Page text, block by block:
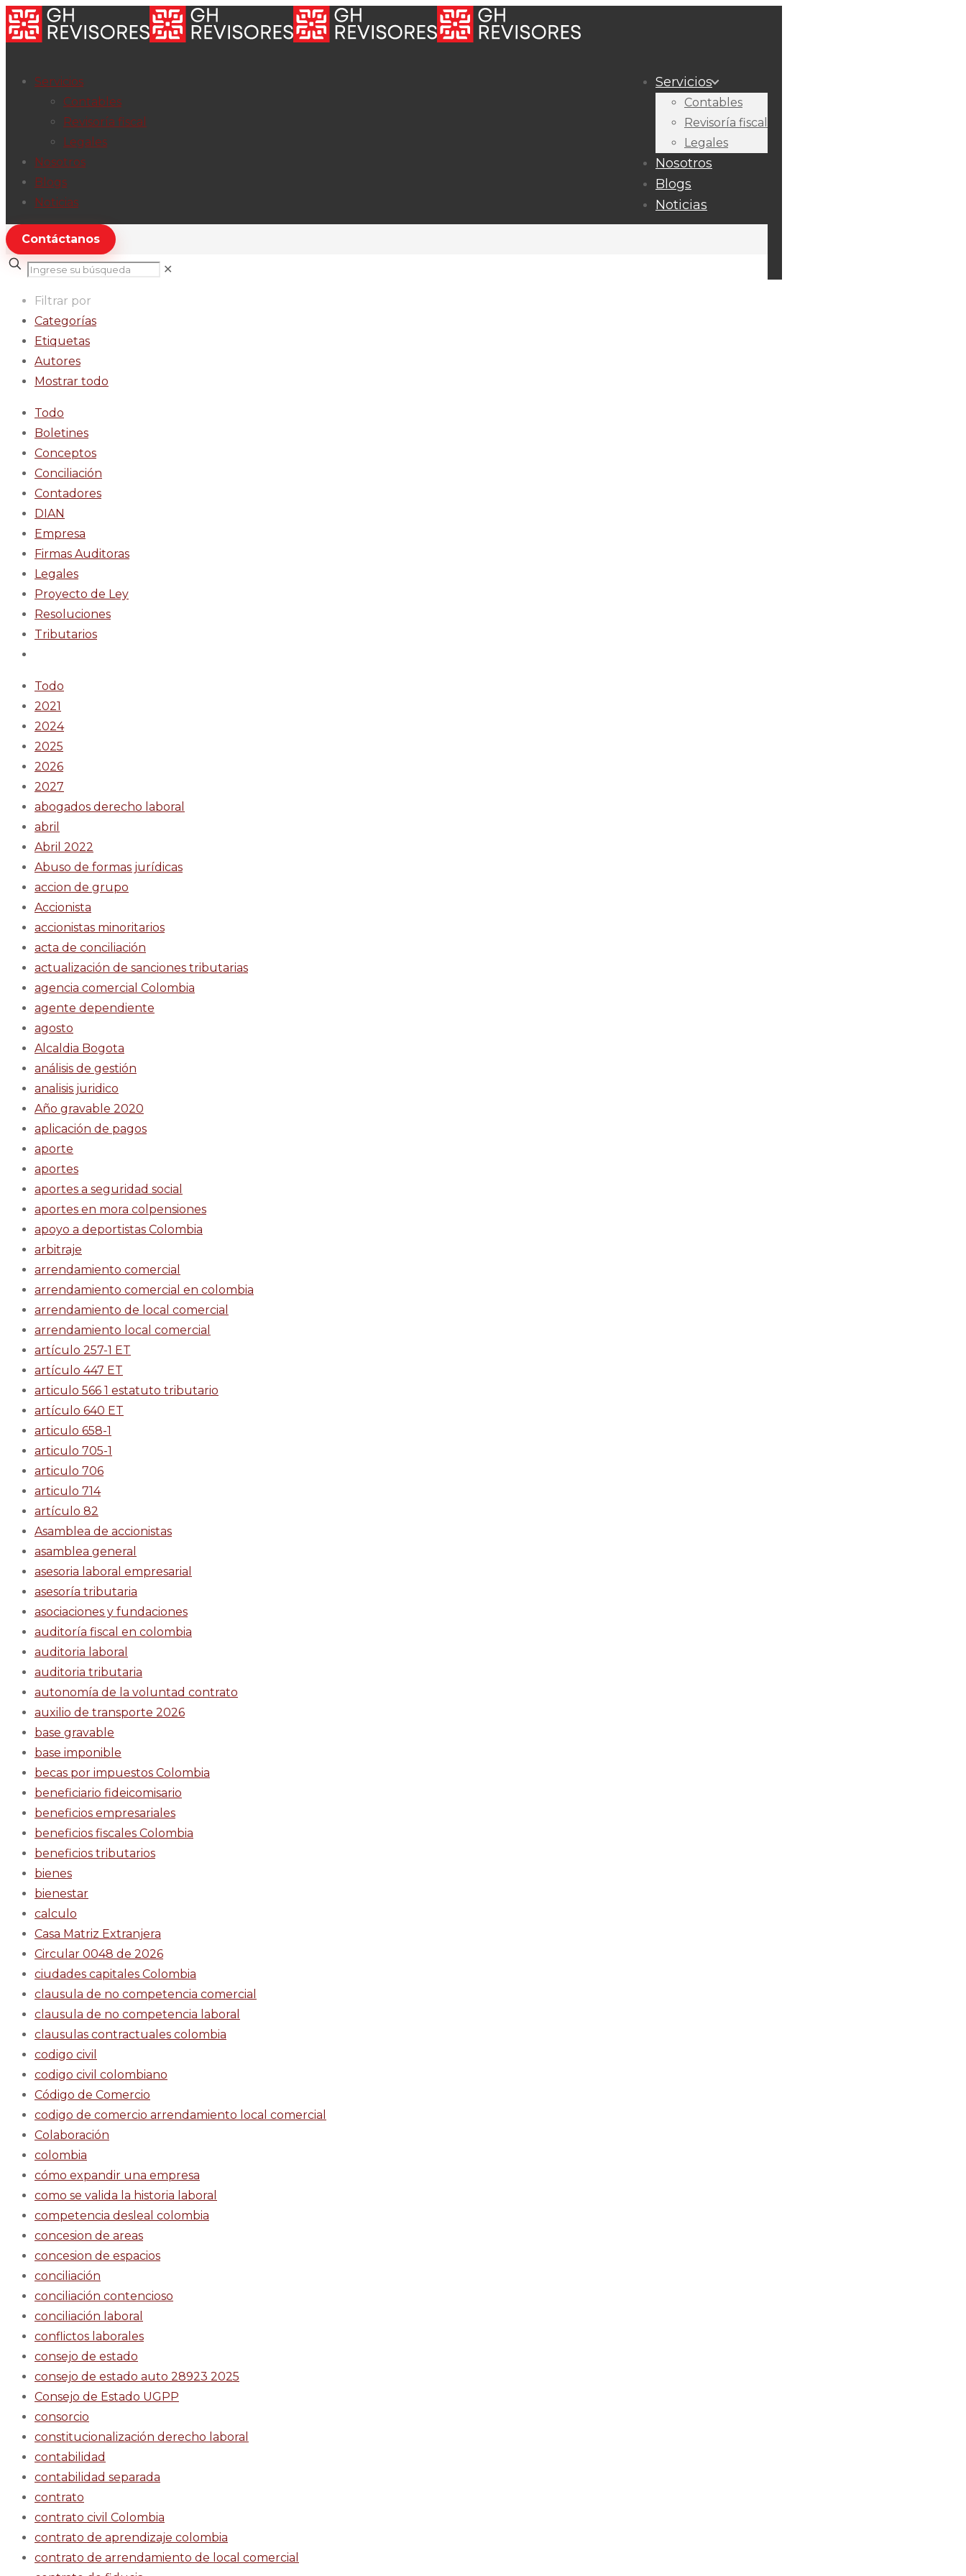
Servicios
Contables
Revisoría fiscal
Legales
Nosotros
Blogs
Noticias
Servicios
Contables
Revisoría fiscal
Legales
Nosotros
Blogs
Noticias
Contáctanos
✕
Filtrar por
Categorías
Etiquetas
Autores
Mostrar todo
Todo
Boletines
Conceptos
Conciliación
Contadores
DIAN
Empresa
Firmas Auditoras
Legales
Proyecto de Ley
Resoluciones
Tributarios
Todo
2021
2024
2025
2026
2027
abogados derecho laboral
abril
Abril 2022
Abuso de formas jurídicas
accion de grupo
Accionista
accionistas minoritarios
acta de conciliación
actualización de sanciones tributarias
agencia comercial Colombia
agente dependiente
agosto
Alcaldia Bogota
análisis de gestión
analisis juridico
Año gravable 2020
aplicación de pagos
aporte
aportes
aportes a seguridad social
aportes en mora colpensiones
apoyo a deportistas Colombia
arbitraje
arrendamiento comercial
arrendamiento comercial en colombia
arrendamiento de local comercial
arrendamiento local comercial
artículo 257-1 ET
artículo 447 ET
articulo 566 1 estatuto tributario
artículo 640 ET
articulo 658-1
articulo 705-1
articulo 706
articulo 714
artículo 82
Asamblea de accionistas
asamblea general
asesoria laboral empresarial
asesoría tributaria
asociaciones y fundaciones
auditoría fiscal en colombia
auditoria laboral
auditoria tributaria
autonomía de la voluntad contrato
auxilio de transporte 2026
base gravable
base imponible
becas por impuestos Colombia
beneficiario fideicomisario
beneficios empresariales
beneficios fiscales Colombia
beneficios tributarios
bienes
bienestar
calculo
Casa Matriz Extranjera
Circular 0048 de 2026
ciudades capitales Colombia
clausula de no competencia comercial
clausula de no competencia laboral
clausulas contractuales colombia
codigo civil
codigo civil colombiano
Código de Comercio
codigo de comercio arrendamiento local comercial
Colaboración
colombia
cómo expandir una empresa
como se valida la historia laboral
competencia desleal colombia
concesion de areas
concesion de espacios
conciliación
conciliación contencioso
conciliación laboral
conflictos laborales
consejo de estado
consejo de estado auto 28923 2025
Consejo de Estado UGPP
consorcio
constitucionalización derecho laboral
contabilidad
contabilidad separada
contrato
contrato civil Colombia
contrato de aprendizaje colombia
contrato de arrendamiento de local comercial